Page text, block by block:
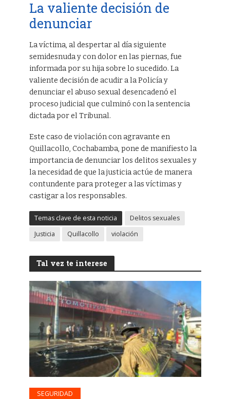
La valiente decisión de
denunciar
La víctima, al despertar al día siguiente
semidesnuda y con dolor en las piernas, fue
informada por su hija sobre lo sucedido. La
valiente decisión de acudir a la Policía y
denunciar el abuso sexual desencadenó el
proceso judicial que culminó con la sentencia
dictada por el Tribunal.
Este caso de violación con agravante en
Quillacollo, Cochabamba, pone de manifiesto la
importancia de denunciar los delitos sexuales y
la necesidad de que la justicia actúe de manera
contundente para proteger a las víctimas y
castigar a los responsables.
Temas clave de esta noticia
Delitos sexuales
Justicia
Quillacollo violación
Tal vez te interese
SEGURIDAD